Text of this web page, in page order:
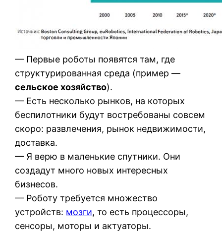
— Первые роботы появятся там, где
структурированная среда (пример —
сельское хозяйство).
— Есть несколько рынков, на которых
беспилотники будут востребованы совсем
скоро: развлечения, рынок недвижимости,
доставка.
— Я верю в маленькие спутники. Они
создадут много новых интересных
бизнесов.
— Роботу требуется множество
устройств: мозги, то есть процессоры,
сенсоры, моторы и актуаторы.